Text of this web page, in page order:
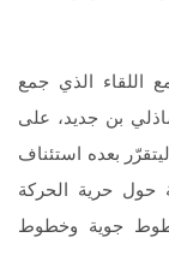
اللقاء الذي جمع
بن جديد، على
بين البلدين في 26 فبراير/ شباط 1983، ليتقرّر بعده استئناف
حول حرية الحركة
خطوط جوية وخطوط